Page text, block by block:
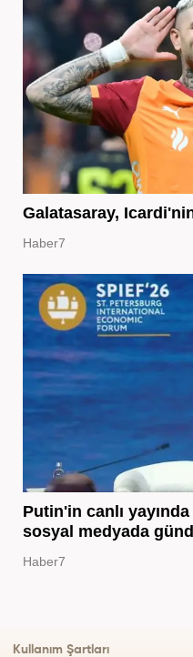
Galatasaray,
Haber7
Putin'in canlı
sosyal medyada
Haber7
Kullanım Şartları